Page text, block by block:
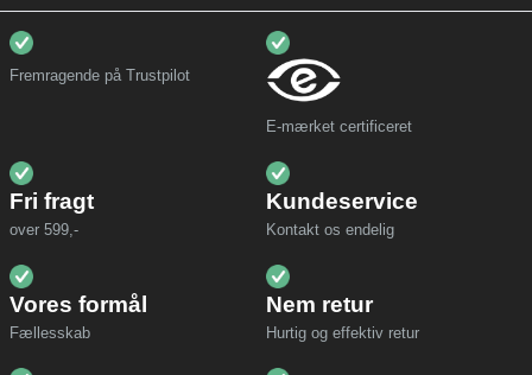
Fremragende på Trustpilot
E-mærket certificeret
Fri fragt
over 599,-
Kundeservice
Kontakt os endelig
Vores formål
Fællesskab
Nem retur
Hurtig og effektiv retur